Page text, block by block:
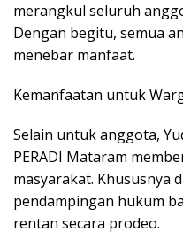
merangkul seluruh
Dengan begitu, semua
menebar manfaat.
Kemanfaatan untuk
Selain untuk anggota,
PERADI Mataram
masyarakat. Khususnya
pendampingan hukum
rentan secara prodeo.